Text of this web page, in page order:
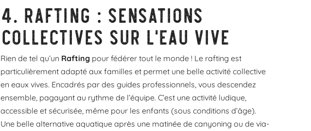
4. Rafting : sensations
collectives sur l’eau vive
Rien de tel qu’un Raftingpour fédérer tout le monde ! Le rafting est
particulièrement adapté aux familles et permet une belle activité collective
en eaux vives. Encadrés par des guides professionnels, vous descendez
ensemble, pagayant au rythme de l’équipe. C’est une activité ludique,
accessible et sécurisée, même pour les enfants (sous conditions d’âge).
Une belle alternative aquatique après une matinée de canyoning ou de via-